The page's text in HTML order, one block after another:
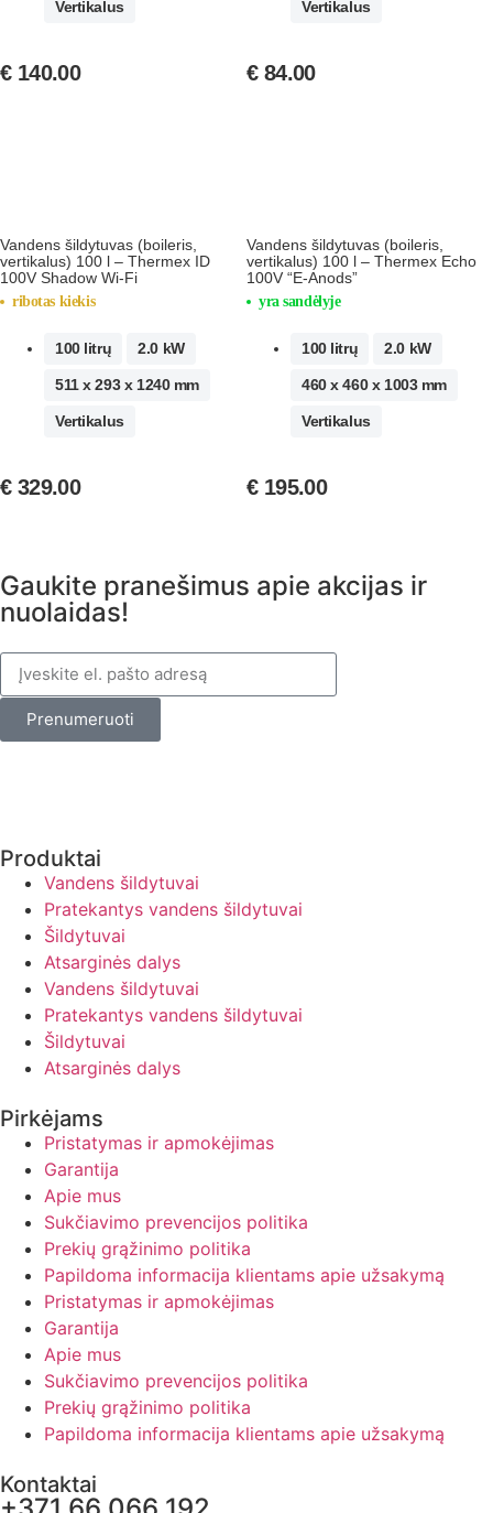
Vertikalus
€140.00
Vertikalus
€84.00
Vandens šildytuvas (boileris,
vertikalus) 100 l – Thermex ID
100V Shadow Wi-Fi
ribotas kiekis
100 litrų 2.0 kW
511 x 293 x 1240 mm
Vertikalus
€329.00
Vandens šildytuvas (boileris,
vertikalus) 100 l – Thermex Echo
100V “E-Anods”
yra sandėlyje
100 litrų 2.0 kW
460 x 460 x 1003 mm
Vertikalus
€195.00
Gaukite pranešimus apie akcijas ir
nuolaidas!
Prenumeruoti
Produktai
Vandens šildytuvai
Pratekantys vandens šildytuvai
Šildytuvai
Atsarginės dalys
Vandens šildytuvai
Pratekantys vandens šildytuvai
Šildytuvai
Atsarginės dalys
Pirkėjams
Pristatymas ir apmokėjimas
Garantija
Apie mus
Sukčiavimo prevencijos politika
Prekių grąžinimo politika
Papildoma informacija klientams apie užsakymą
Pristatymas ir apmokėjimas
Garantija
Apie mus
Sukčiavimo prevencijos politika
Prekių grąžinimo politika
Papildoma informacija klientams apie užsakymą
Kontaktai